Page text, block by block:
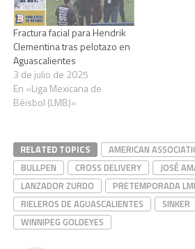
Fractura facial para Hendrik
Clementina tras pelotazo en
Aguascalientes
3 de julio de 2025
En «Liga Mexicana de
Béisbol (LMB)»
RELATED TOPICS AMERICAN
BULLPEN
CROSS DELIVERY
JOSÉ
LANZADOR ZURDO
PRETEMPORADA
RIELEROS DE AGUASCALIENTES
SINKER
WINNIPEG GOLDEYES